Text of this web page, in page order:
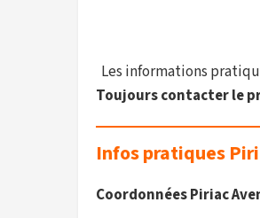
Les informations
Toujours contacter le
Infos pratiques
Coordonnées Piriac